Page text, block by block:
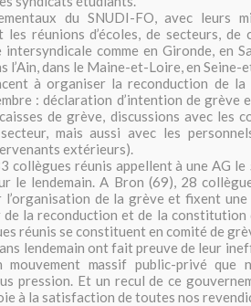
du SNUDI-FO, avec leurs
les réunions d’écoles, de secteurs,
intersyndicale comme en Gironde, en
l’Ain, dans le Maine-et-Loire, en
à organiser la reconduction de
: déclaration d’intention de grève
de grève, discussions avec les
mais aussi avec les
extérieurs).
collègues réunis appellent à une AG
le lendemain. A Bron (69), 28
l’organisation de la grève et fixent
de la reconduction et de la constitution
réunis se constituent en comité de
lendemain ont fait preuve de leur
mouvement massif public-privé que
pression. Et un recul de ce
à la satisfaction de toutes nos